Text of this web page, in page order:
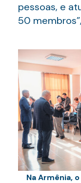
pessoas, e
50
Na Armênia,